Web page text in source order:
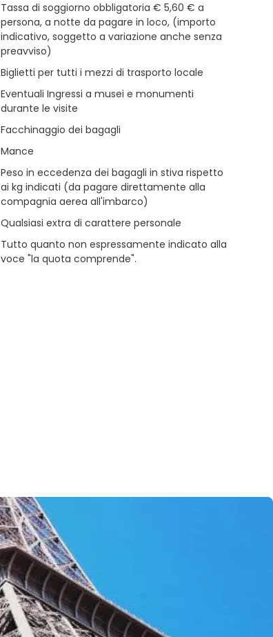
Tassa di soggiorno obbligatoria € 5,60 € a
persona, a notte da pagare in loco, (importo
indicativo, soggetto a variazione anche senza
preavviso)
Biglietti per tutti i mezzi di trasporto locale
Eventuali Ingressi a musei e monumenti
durante le visite
Facchinaggio dei bagagli
Mance
Peso in eccedenza dei bagagli in stiva rispetto
ai kg indicati (da pagare direttamente alla
compagnia aerea all'imbarco)
Qualsiasi extra di carattere personale
Tutto quanto non espressamente indicato alla
voce "la quota comprende".